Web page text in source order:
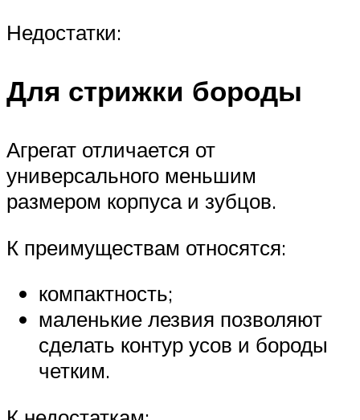
Недостатки:
Для стрижки бороды
Агрегат отличается от
универсального меньшим
размером корпуса и зубцов.
К преимуществам относятся:
компактность;
маленькие лезвия позволяют
сделать контур усов и бороды
четким.